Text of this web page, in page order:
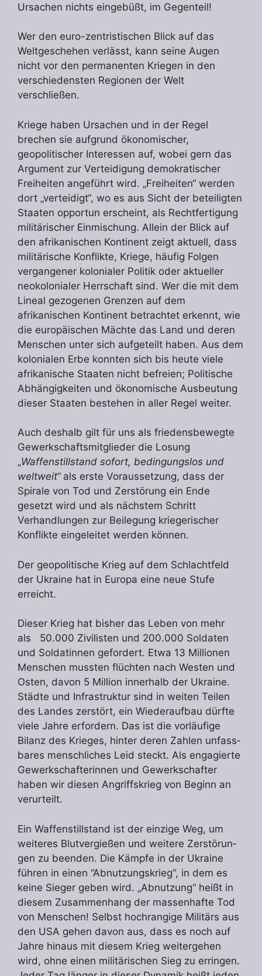
Ursachen nichts eingebüßt, im Gegenteil!
Wer den euro-zentristischen Blick auf das
Weltgeschehen verlässt, kann seine Augen
nicht vor den permanenten Kriegen in den
verschiedensten Regionen der Welt
verschließen.
Kriege haben Ursachen und in der Regel
brechen sie aufgrund ökonomischer,
geopolitischer Interessen auf, wobei gern das
Argument zur Verteidigung demokratischer
Freiheiten angeführt wird. „Freiheiten“ werden
dort „verteidigt“, wo es aus Sicht der beteiligten
Staaten opportun erscheint, als Rechtfertigung
militärischer Einmischung. Allein der Blick auf
den afrikanischen Kontinent zeigt aktuell, dass
militärische Konflikte, Kriege, häufig Folgen
vergangener kolonialer Politik oder aktueller
neokolonialer Herrschaft sind. Wer die mit dem
Lineal gezogenen Grenzen auf dem
afrikanischen Kontinent betrachtet erkennt, wie
die europäischen Mächte das Land und deren
Menschen unter sich aufgeteilt haben. Aus dem
kolonialen Erbe konnten sich bis heute viele
afrikanische Staaten nicht befreien; Politische
Abhängigkeiten und ökonomische Ausbeutung
dieser Staaten bestehen in aller Regel weiter.
Auch deshalb gilt für uns als friedensbewegte
Gewerkschaftsmitglieder die Losung
„Waffenstillstand sofort, bedingungslos und
weltweit“ als erste Voraussetzung, dass der
Spirale von Tod und Zerstörung ein Ende
gesetzt wird und als nächstem Schritt
Verhandlungen zur Beilegung kriegerischer
Konflikte eingeleitet werden können.
Der geopolitische Krieg auf dem Schlachtfeld
der Ukraine hat in Europa eine neue Stufe
erreicht.
Dieser Krieg hat bisher das Leben von mehr
als 50.000 Zivilisten und 200.000 Soldaten
und Soldatinnen gefordert. Etwa 13 Millionen
Men­schen mussten flüchten nach Westen und
Osten, davon 5 Million innerhalb der Ukraine.
Städte und Infrastruktur sind in weiten Teilen
des Landes zerstört, ein Wiederaufbau dürfte
viele Jahre erfordern. Das ist die vorläufige
Bilanz des Krieges, hinter deren Zahlen unfass­
bares menschliches Leid steckt. Als engagierte
Gewerkschafterinnen und Gewerkschafter
haben wir diesen Angriffskrieg von Be­ginn an
verurteilt.
Ein Waffenstillstand ist der einzige Weg, um
weiteres Blutvergießen und weitere Zerstö­run­
gen zu beenden. Die Kämpfe in der Ukraine
führen in einen “Abnutzungskrieg“, in dem es
keine Sieger geben wird. „Abnutzung“ heißt in
diesem Zusammenhang der massenhafte Tod
von Menschen! Selbst hochrangige Militärs aus
den USA gehen davon aus, dass es noch auf
Jahre hinaus mit diesem Krieg weitergehen
wird, ohne einen militärischen Sieg zu erringen.